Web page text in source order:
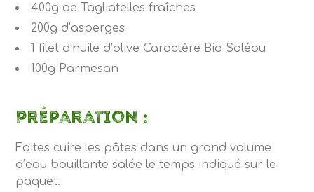
400g de Tagliatelles fraîches
200g d’asperges
1filet d’huile d’olive Caractère Bio Soléou
100g Parmesan
Préparation :
Faites cuire les pâtes dans un grand volume
d’eau bouillante salée le temps indiqué sur le
paquet.